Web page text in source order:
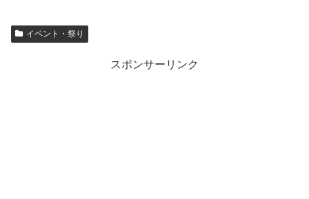
イベント・祭り
スポンサーリンク